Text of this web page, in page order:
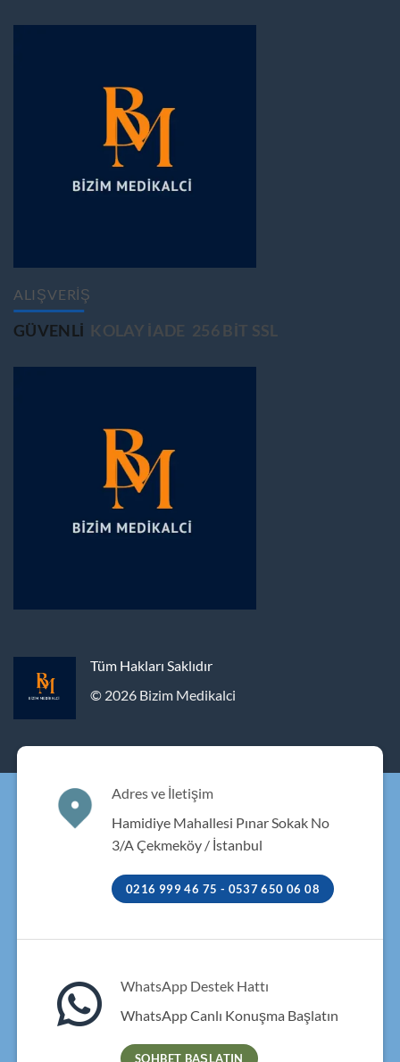
ALIŞVERİŞ
GÜVENLİ KOLAY İADE 256 BİT SSL
Tüm Hakları Saklıdır
© 2026 Bizim Medikalci
Adres ve İletişim
Hamidiye Mahallesi Pınar Sokak No
3/A Çekmeköy / İstanbul
0216 999 46 75 - 0537 650 06 08
WhatsApp Destek Hattı
WhatsApp Canlı Konuşma Başlatın
SOHBET BAŞLATIN